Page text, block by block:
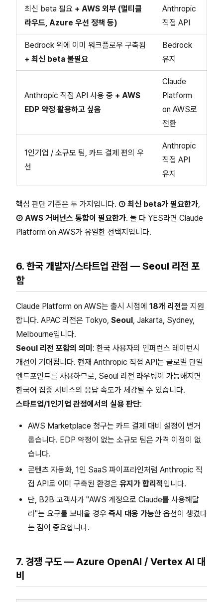
최신 beta 필요 + AWS 외부 (멀티클
라우드, Azure 우선 정책 등)
Anthropic
직접 API
Bedrock 위에 이미 워크플로우 구축됨
+ 최신 beta 불필요
Bedrock
유지
Anthropic 직접 API 사용 중 + AWS
EDP 약정 활용하고 싶음
Claude
Platform
on AWS로
전환
1인기업 / 소규모 팀, 카드 결제 편의 우
선
Anthropic
직접 API
유지
핵심 판단 기준은 두 가지입니다. ① 최신 beta가 필요한가,
② AWS 거버넌스 통합이 필요한가. 둘 다 YES라면 Claude
Platform on AWS가 유일한 선택지입니다.
6. 한국 개발자/스타트업 관점 — Seoul 리전 포
함
Claude Platform on AWS는 출시 시점에 18개 리전을 지원
합니다. APAC 리전은 Tokyo, Seoul , Jakarta, Sydney,
Melbourne입니다.
Seoul 리전 포함의 의미 : 한국 사용자의 인퍼런스 레이턴시
개선이 기대됩니다. 현재 Anthropic 직접 API는 글로벌 단일
엔드포인트를 사용하므로, Seoul 리전 라우팅이 가능해지면
한국어 집중 서비스의 응답 속도가 체감될 수 있습니다.
스타트업/1인기업 관점에서의 실용 판단:
AWS Marketplace 청구는 카드 결제 대비 설정이 번거
롭습니다. EDP 약정이 없는 소규모 팀은 가격 이점이 없
습니다.
콘텐츠 자동화, 1인 SaaS 파이프라인처럼 Anthropic 직
접 API로 이미 구축된 환경은 유지가 합리적입니다.
단, B2B 고객사가 "AWS 계정으로 Claude를 사용해달
라"는 요구를 보내올 경우 즉시 대응 가능한 옵션이 생겼다
는 점이 중요합니다.
7. 경쟁 구도 — Azure OpenAI / Vertex AI 대
비